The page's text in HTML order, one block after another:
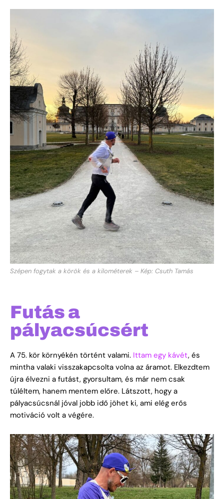
Szépen fogytak a körök és a kilométerek – Kép: Csuth Tamás
Futás a
pályacsúcsért
A 75. kör környékén történt valami. Ittam egy kávét, és
mintha valaki visszakapcsolta volna az áramot. Elkezdtem
újra élvezni a futást, gyorsultam, és már nem csak
túléltem, hanem mentem előre. Látszott, hogy a
pályacsúcsnál jóval jobb idő jöhet ki, ami elég erős
motiváció volt a végére.